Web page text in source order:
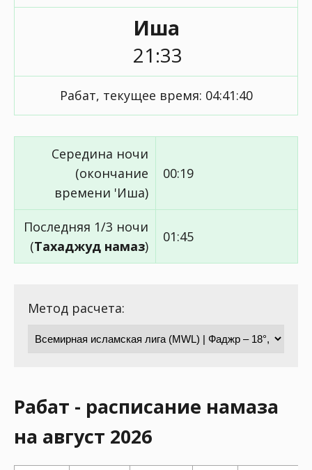
Иша
21:33
Рабат, текущее время: 04:41:40
Середина ночи
(окончание
времени 'Иша)
00:19
Последняя 1/3 ночи
(Тахаджуд намаз)
01:45
Метод расчета:
Рабат - расписание намаза
на август 2026